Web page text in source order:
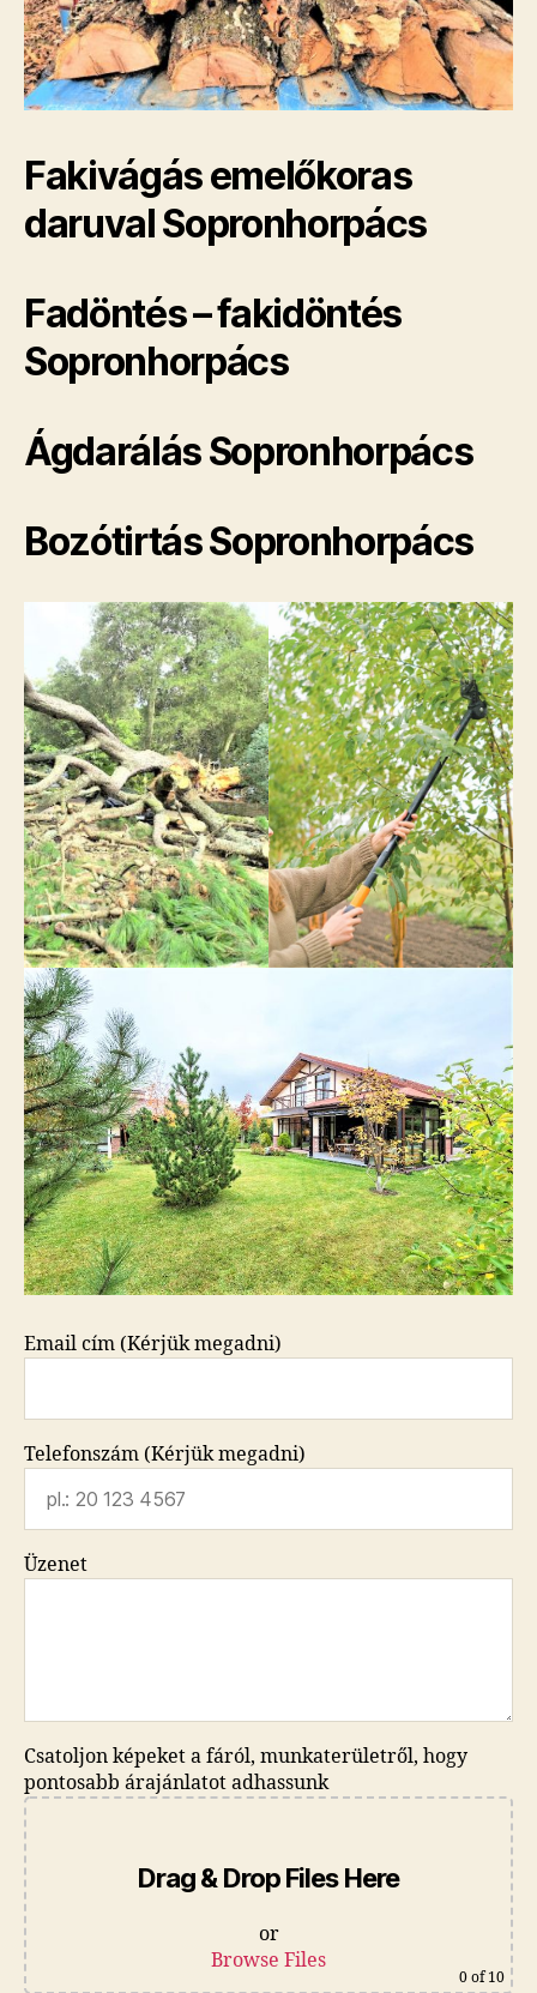
Fakivágás emelőkoras
daruval Sopronhorpács
Fadöntés – fakidöntés
Sopronhorpács
Ágdarálás Sopronhorpács
Bozótirtás Sopronhorpács
Email cím (Kérjük megadni)
Telefonszám (Kérjük megadni)
Üzenet
Csatoljon képeket a fáról, munkaterületről, hogy
pontosabb árajánlatot adhassunk
Drag & Drop Files Here
or
Browse Files
0 of 10